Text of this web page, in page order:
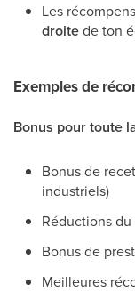
Les
droitede ton
Exemples de
Bonus pour toute
Bonus de
industriels)
Réductions
Bonus de
Meilleures